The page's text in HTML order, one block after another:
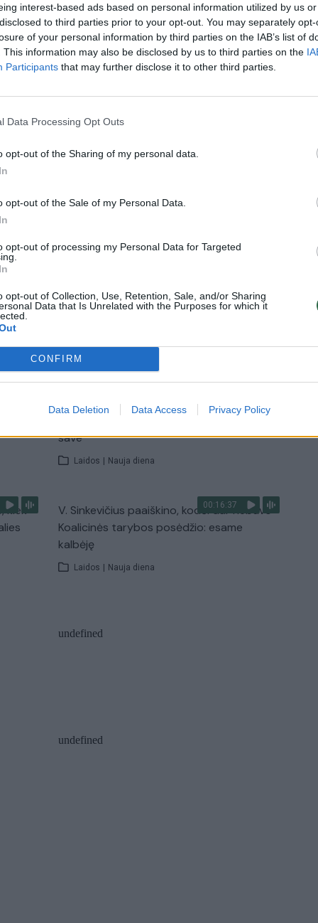
interest-based ads based on personal information utilized by us
to third parties prior to your opt-out. You may separately
of your personal information by third parties on the IAB’s list of
This information may also be disclosed by us to third parties on the
Participants that may further disclose it to other third parties.
Data Processing Opt Outs
opt-out of the Sharing of my personal data.
opt-out of the Sale of my Personal Data.
opt-out of processing my Personal Data for Targeted
opt-out of Collection, Use, Retention, Sale, and/or Sharing
Data that Is Unrelated with the Purposes for which it
CONFIRM
Data Deletion Data Access Privacy Policy
terapija onkologija ligoniai
diskusija: Rusija – Europos šeimos narė?
pavojingą įprotį: tą daro daugiau nei pusė
Lietuvos pasiruošimą pavojams neigiamai
vertinantis šaulys: nustokime apgaudinėti
save
Laidos | Nauja diena
kiek
00:16:37
V. Sinkevičius paaiškino, kodėl dar nebuvo
Koalicinės tarybos posėdžio: esame
kalbėję
Laidos | Nauja diena